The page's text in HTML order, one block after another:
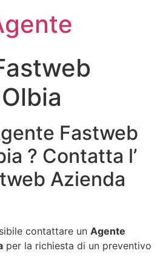
Fastweb
? Contatta l’
Azienda
contattare un Agente
per la richiesta di un preventivo